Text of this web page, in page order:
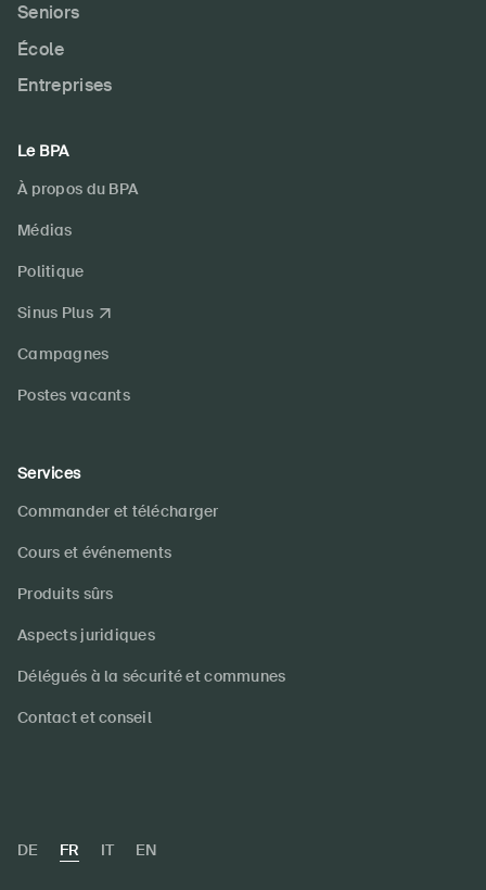
Seniors
École
Entreprises
Le BPA
À propos du BPA
Médias
Politique
Sinus Plus
Campagnes
Postes vacants
Services
Commander et télécharger
Cours et événements
Produits sûrs
Aspects juridiques
Délégués à la sécurité et communes
Contact et conseil
DE FR IT EN